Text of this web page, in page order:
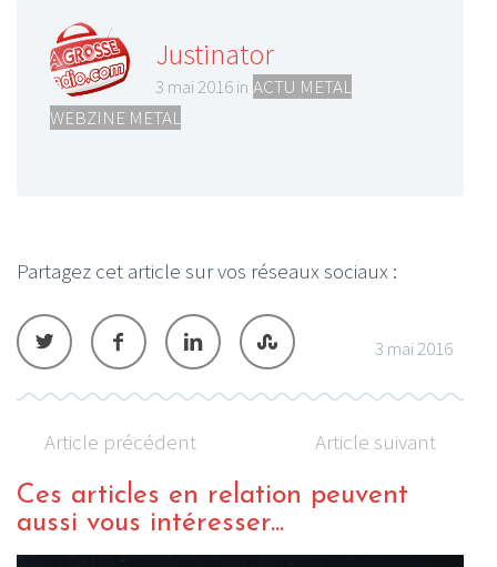
Justinator
3 mai 2016 in ACTU METAL
WEBZINE METAL
Partagez cet article sur vos réseaux sociaux :
3 mai 2016
Article précédent Article suivant
Ces articles en relation peuvent
aussi vous intéresser...